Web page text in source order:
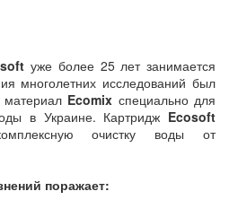
уже более 25 лет занимается
многолетних исследований был
Ecomix специально для
в Украине. Картридж Ecosoft
очистку воды от
поражает: